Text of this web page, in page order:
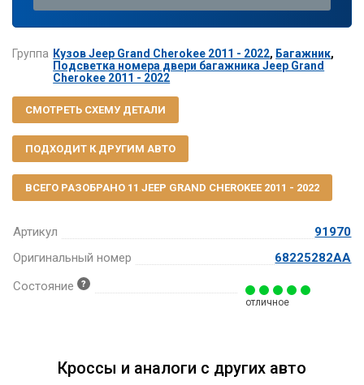
Артикул
91970
Оригинальный номер
68225282AA
Состояние
отличное
Группа Кузов Jeep Grand Cherokee 2011 - 2022, Багажник,
Подсветка номера двери багажника Jeep Grand
Cherokee 2011 - 2022
СМОТРЕТЬ СХЕМУ ДЕТАЛИ
ПОДХОДИТ К ДРУГИМ АВТО
ВСЕГО РАЗОБРАНО 11 JEEP GRAND CHEROKEE 2011 - 2022
Кроссы и аналоги с других авто